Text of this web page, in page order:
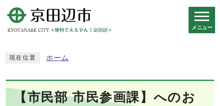
メニュー
現在位置 ホーム
【市民部 市民参画課】へのお